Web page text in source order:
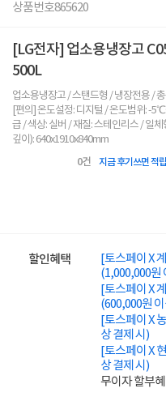
상품번호865620
[LG전자] 업소용냉장고
500L
업소용냉장고 / 스탠드형 / 냉장전용 /
[편의] 온도설정: 디지털 / 온도범위: -
급 / 색상: 실버 / 재질: 스테인리스 / 일
깊이): 640x1910x840mm
0건 지금 후기쓰면 적
할인혜택
[토스페이 X
(1,000,000원
[토스페이 X
(600,000원
[토스페이 X
상 결제 시)
[토스페이 X
상 결제 시)
무이자 할부